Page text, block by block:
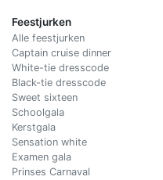
Feestjurken
Alle feestjurken
Captain cruise dinner
White-tie dresscode
Black-tie dresscode
Sweet sixteen
Schoolgala
Kerstgala
Sensation white
Examen gala
Prinses Carnaval